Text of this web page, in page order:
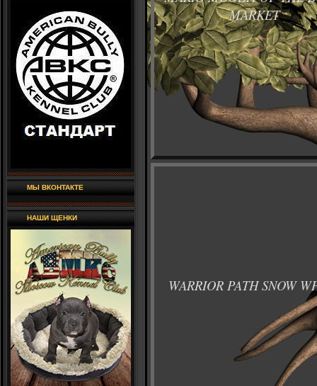
МЫ ВКОНТАКТЕ
НАШИ ЩЕНКИ
MARKET
WARRIOR PATH SNOW